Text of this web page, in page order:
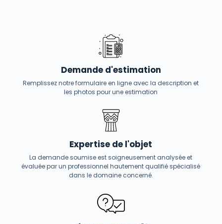
Demande d'estimation
Remplissez notre formulaire en ligne avec la description et
les photos pour une estimation
Expertise de l'objet
La demande soumise est soigneusement analysée et
évaluée par un professionnel hautement qualifié spécialisé
dans le domaine concerné.